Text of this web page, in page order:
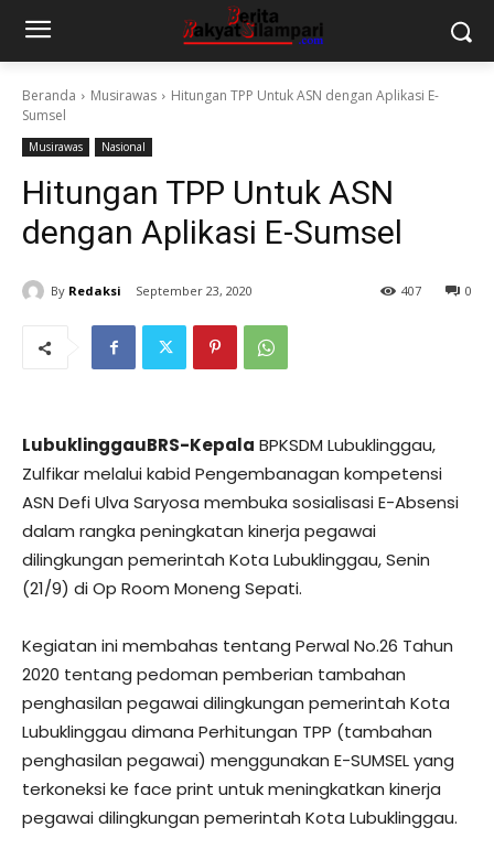
Beranda Musirawas
Hitungan TPP Untuk ASN dengan Aplikasi E-
Sumsel
Musirawas Nasional
Hitungan TPP Untuk ASN
dengan Aplikasi E-Sumsel
By Redaksi September 23, 2020 0
407
LubuklinggauBRS-Kepala BPKSDM Lubuklinggau,
Zulfikar melalui kabid Pengembanagan kompetensi
ASN Defi Ulva Saryosa membuka sosialisasi E-Absensi
dalam rangka peningkatan kinerja pegawai
dilingkungan pemerintah Kota Lubuklinggau, Senin
(21/9) di Op Room Moneng Sepati.
Kegiatan ini membahas tentang Perwal No.26 Tahun
2020 tentang pedoman pemberian tambahan
penghasilan pegawai dilingkungan pemerintah Kota
Lubuklinggau dimana Perhitungan TPP (tambahan
penghasilan pegawai) menggunakan E-SUMSEL yang
terkoneksi ke face print untuk meningkatkan kinerja
pegawai dilingkungan pemerintah Kota Lubuklinggau.